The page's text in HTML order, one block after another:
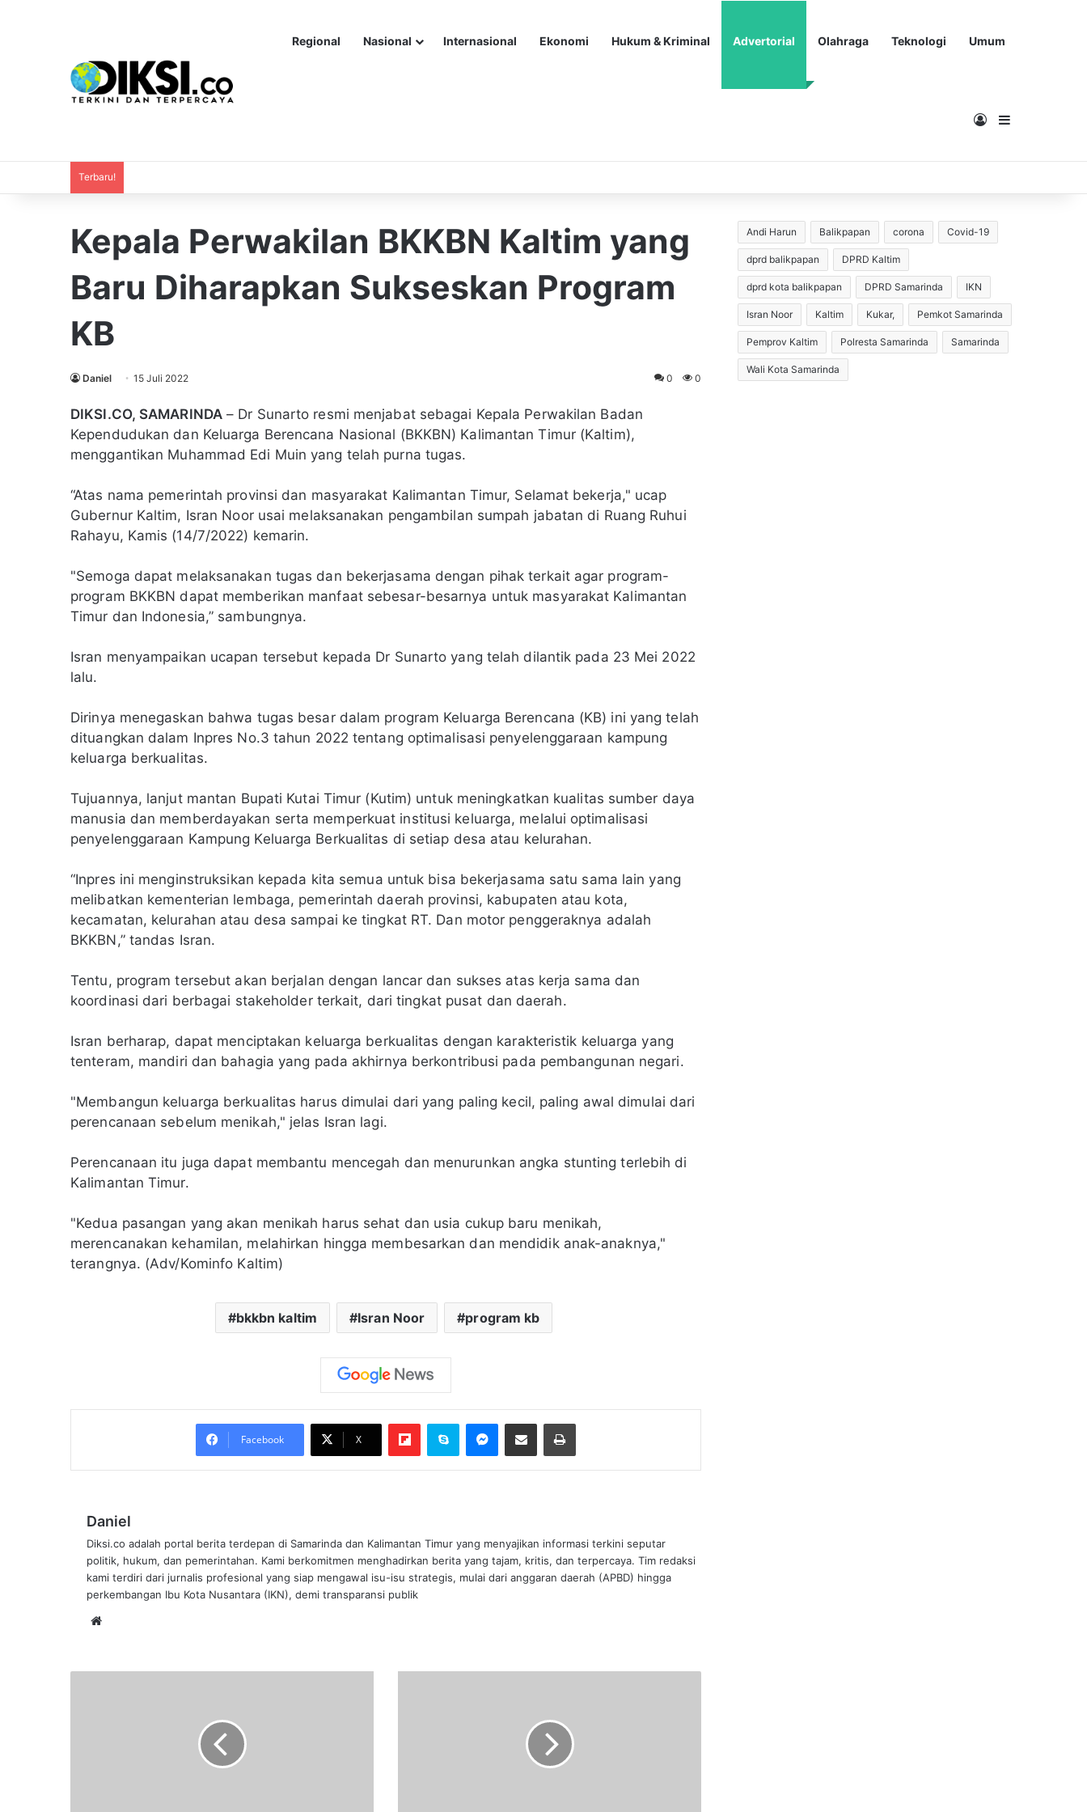
Regional Nasional Internasional Ekonomi Hukum & Kriminal Advertorial Olahraga Teknologi Umum
MasukSidebar
Terbaru!
Kepala Perwakilan BKKBN Kaltim yang
Baru Diharapkan Sukseskan Program
KB
Daniel 15 Juli 2022 0 0
DIKSI.CO, SAMARINDA– Dr Sunarto resmi menjabat sebagai Kepala Perwakilan Badan
Kependudukan dan Keluarga Berencana Nasional (BKKBN) Kalimantan Timur (Kaltim),
menggantikan Muhammad Edi Muin yang telah purna tugas.
“Atas nama pemerintah provinsi dan masyarakat Kalimantan Timur, Selamat bekerja," ucap
Gubernur Kaltim, Isran Noor usai melaksanakan pengambilan sumpah jabatan di Ruang Ruhui
Rahayu, Kamis (14/7/2022) kemarin.
"Semoga dapat melaksanakan tugas dan bekerjasama dengan pihak terkait agar program-
program BKKBN dapat memberikan manfaat sebesar-besarnya untuk masyarakat Kalimantan
Timur dan Indonesia,” sambungnya.
Isran menyampaikan ucapan tersebut kepada Dr Sunarto yang telah dilantik pada 23 Mei 2022
lalu.
Dirinya menegaskan bahwa tugas besar dalam program Keluarga Berencana (KB) ini yang telah
dituangkan dalam Inpres No.3 tahun 2022 tentang optimalisasi penyelenggaraan kampung
keluarga berkualitas.
Tujuannya, lanjut mantan Bupati Kutai Timur (Kutim) untuk meningkatkan kualitas sumber daya
manusia dan memberdayakan serta memperkuat institusi keluarga, melalui optimalisasi
penyelenggaraan Kampung Keluarga Berkualitas di setiap desa atau kelurahan.
“Inpres ini menginstruksikan kepada kita semua untuk bisa bekerjasama satu sama lain yang
melibatkan kementerian lembaga, pemerintah daerah provinsi, kabupaten atau kota,
kecamatan, kelurahan atau desa sampai ke tingkat RT. Dan motor penggeraknya adalah
BKKBN,” tandas Isran.
Tentu, program tersebut akan berjalan dengan lancar dan sukses atas kerja sama dan
koordinasi dari berbagai stakeholder terkait, dari tingkat pusat dan daerah.
Isran berharap, dapat menciptakan keluarga berkualitas dengan karakteristik keluarga yang
tenteram, mandiri dan bahagia yang pada akhirnya berkontribusi pada pembangunan negari.
"Membangun keluarga berkualitas harus dimulai dari yang paling kecil, paling awal dimulai dari
perencanaan sebelum menikah," jelas Isran lagi.
Perencanaan itu juga dapat membantu mencegah dan menurunkan angka stunting terlebih di
Kalimantan Timur.
"Kedua pasangan yang akan menikah harus sehat dan usia cukup baru menikah,
merencanakan kehamilan, melahirkan hingga membesarkan dan mendidik anak-anaknya,"
terangnya. (Adv/Kominfo Kaltim)
bkkbn kaltim Isran Noor program kb
Facebook X
FlipboardSkype Messenger
Bagikan melalui Email Cetak
Daniel
Diksi.co adalah portal berita terdepan di Samarinda dan Kalimantan Timur yang menyajikan informasi terkini seputar
politik, hukum, dan pemerintahan. Kami berkomitmen menghadirkan berita yang tajam, kritis, dan terpercaya. Tim redaksi
kami terdiri dari jurnalis profesional yang siap mengawal isu-isu strategis, mulai dari anggaran daerah (APBD) hingga
perkembangan Ibu Kota Nusantara (IKN), demi transparansi publik
Andi Harun Balikpapan corona Covid-19
dprd balikpapan DPRD Kaltim
dprd kota balikpapan DPRD Samarinda IKN
Isran Noor Kaltim Kukar, Pemkot Samarinda
Pemprov Kaltim Polresta Samarinda Samarinda
Wali Kota Samarinda